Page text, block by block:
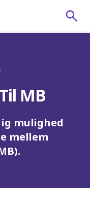
MB
mulighed
mellem